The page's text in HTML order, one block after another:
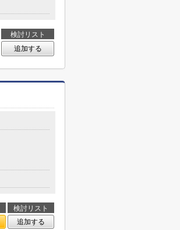
検討リスト
追加する
検討リスト
追加する